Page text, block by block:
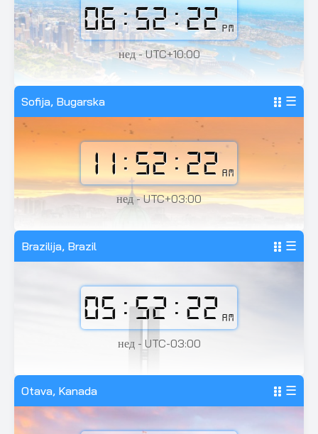
06:52:24 PM
нед - UTC+10:00
Sofija, Bugarska ☰
11:52:24 AM
нед - UTC+03:00
Brazilija, Brazil ☰
05:52:24 AM
нед - UTC-03:00
Otava, Kanada ☰